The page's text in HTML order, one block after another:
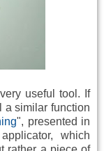
useful tool .
If
a similar function
", presented in
applicator, which